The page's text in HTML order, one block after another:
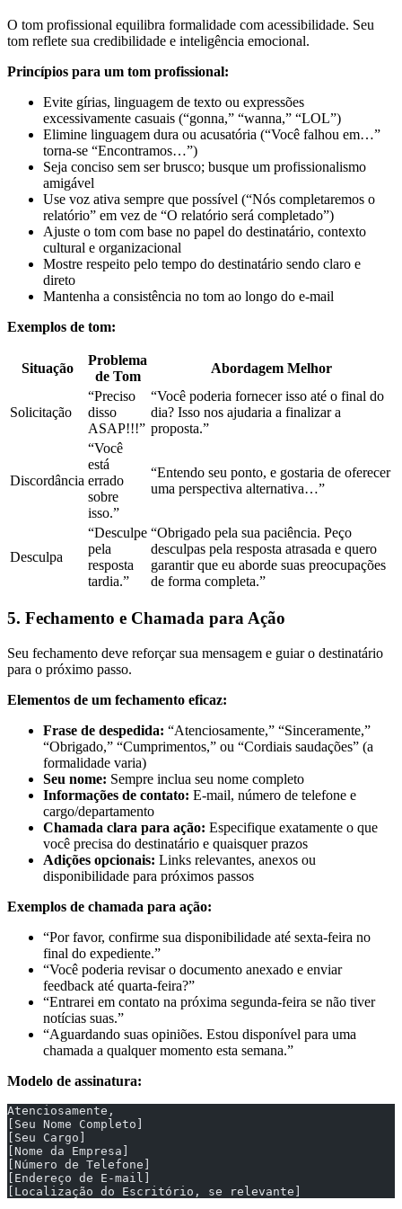
O tom profissional equilibra formalidade com acessibilidade. Seu
tom reflete sua credibilidade e inteligência emocional.
Princípios para um tom profissional:
Evite gírias, linguagem de texto ou expressões
excessivamente casuais (“gonna,” “wanna,” “LOL”)
Elimine linguagem dura ou acusatória (“Você falhou em…”
torna-se “Encontramos…”)
Seja conciso sem ser brusco; busque um profissionalismo
amigável
Use voz ativa sempre que possível (“Nós completaremos o
relatório” em vez de “O relatório será completado”)
Ajuste o tom com base no papel do destinatário, contexto
cultural e organizacional
Mostre respeito pelo tempo do destinatário sendo claro e
direto
Mantenha a consistência no tom ao longo do e-mail
Exemplos de tom:
Situação
Problema
de Tom
Abordagem Melhor
Solicitação
“Preciso
disso
ASAP!!!”
“Você poderia fornecer isso até o final do
dia? Isso nos ajudaria a finalizar a
proposta.”
Discordância
“Você
está
errado
sobre
isso.”
“Entendo seu ponto, e gostaria de oferecer
uma perspectiva alternativa…”
Desculpa
“Desculpe
pela
resposta
tardia.”
“Obrigado pela sua paciência. Peço
desculpas pela resposta atrasada e quero
garantir que eu aborde suas preocupações
de forma completa.”
5. Fechamento e Chamada para Ação
Seu fechamento deve reforçar sua mensagem e guiar o destinatário
para o próximo passo.
Elementos de um fechamento eficaz:
Frase de despedida: “Atenciosamente,” “Sinceramente,”
“Obrigado,” “Cumprimentos,” ou “Cordiais saudações” (a
formalidade varia)
Seu nome: Sempre inclua seu nome completo
Informações de contato: E-mail, número de telefone e
cargo/departamento
Chamada clara para ação: Especifique exatamente o que
você precisa do destinatário e quaisquer prazos
Adições opcionais: Links relevantes, anexos ou
disponibilidade para próximos passos
Exemplos de chamada para ação:
“Por favor, confirme sua disponibilidade até sexta-feira no
final do expediente.”
“Você poderia revisar o documento anexado e enviar
feedback até quarta-feira?”
“Entrarei em contato na próxima segunda-feira se não tiver
notícias suas.”
“Aguardando suas opiniões. Estou disponível para uma
chamada a qualquer momento esta semana.”
Modelo de assinatura:
Atenciosamente,
[Seu Nome Completo]
[Seu Cargo]
[Nome da Empresa]
[Número de Telefone]
[Endereço de E-mail]
[Localização do Escritório, se relevante]